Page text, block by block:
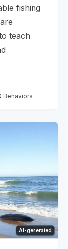
fishing
teach
Behaviors
AI-generated